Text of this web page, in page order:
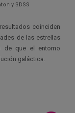
y SDSS
coinciden
de las estrellas
de que el entorno
galáctica.